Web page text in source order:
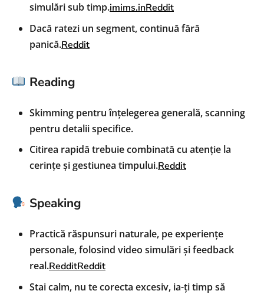
simulări sub timp.imims.inReddit
Dacă ratezi un segment, continuă fără
panică.Reddit
Reading
Skimming pentru înțelegerea generală, scanning
pentru detalii specifice.
Citirea rapidă trebuie combinată cu atenție la
cerințe și gestiunea timpului.Reddit
Speaking
Practică răspunsuri naturale, pe experiențe
personale, folosind video simulări și feedback
real.RedditReddit
Stai calm, nu te corecta excesiv, ia-ți timp să